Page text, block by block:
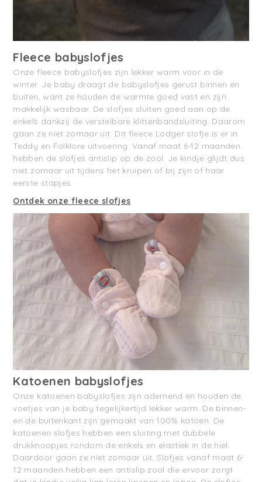
Fleece babyslofjes
Onze fleece babyslofjes zijn lekker warm voor in de
winter. Je baby draagt de babyslofjes gerust binnen én
buiten, want ze houden de warmte goed vast en zijn
makkelijk wasbaar. De slofjes sluiten goed aan op de
enkels dankzij de verstelbare klittenbandsluiting. Daarom
gaan ze niet zomaar uit. Dit fleece Lodger slofje is er in
Teddy en Folklore uitvoering. Vanaf maat 6-12 maanden
hebben de slofjes antislip op de zool. Je kindje glijdt dus
niet zomaar uit tijdens het kruipen of bij zijn of haar
eerste stapjes.
Ontdek onze fleece slofjes
Katoenen babyslofjes
Onze katoenen babyslofjes zijn ademend en houden de
voetjes van je baby tegelijkertijd lekker warm. De binnen-
en de buitenkant zijn gemaakt van 100% katoen. De
katoenen slofjes hebben een sluiting met dubbele
drukknoopjes rondom de enkels en elastiek in de hiel.
Daardoor gaan ze niet zomaar uit. Slofjes vanaf maat 6-
12 maanden hebben een antislip zool die ervoor zorgt